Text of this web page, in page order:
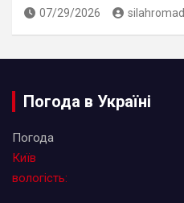
07/29/2026 silahromad
Погода в Україні
Погода
Київ
вологість: